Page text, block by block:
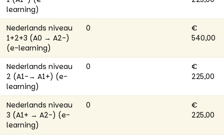
learning)
Nederlands niveau
1+2+3 (A0 → A2-)
(e-learning)
0
€
540,00
Nederlands niveau
2 (A1-→ A1+) (e-
learning)
0
€
225,00
Nederlands niveau
3 (A1+ → A2-) (e-
learning)
0
€
225,00